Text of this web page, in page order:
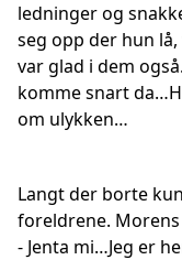
ledninger og
seg opp der hun
var glad i dem
komme snart
om ulykken…
Langt der borte
foreldrene.
- Jenta mi…Jeg er